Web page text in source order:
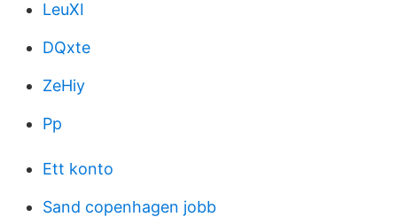
LeuXI
DQxte
ZeHiy
Pp
Ett konto
Sand copenhagen jobb